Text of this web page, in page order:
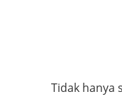
Tidak hanya